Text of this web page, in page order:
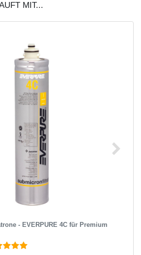
MIT...
- EVERPURE 4C für Premium